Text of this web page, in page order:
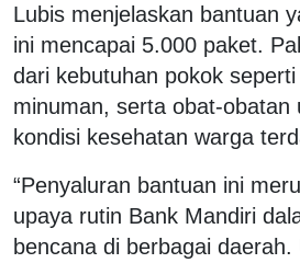
Lubis menjelaskan bantuan
ini mencapai 5.000 paket.
dari kebutuhan pokok
minuman, serta obat-obatan
kondisi kesehatan warga
“Penyaluran bantuan ini
upaya rutin Bank Mandiri
bencana di berbagai